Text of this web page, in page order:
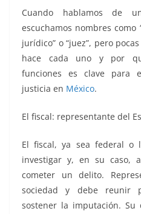
Cuando hablamos de
escuchamos nombres como
jurídico” o “juez”, pero
hace cada uno y por
funciones es clave para
justicia en México.
El fiscal: representante del
El fiscal, ya sea federal o
investigar y, en su caso,
cometer un delito.
sociedad y debe reunir
sostener la imputación. Su